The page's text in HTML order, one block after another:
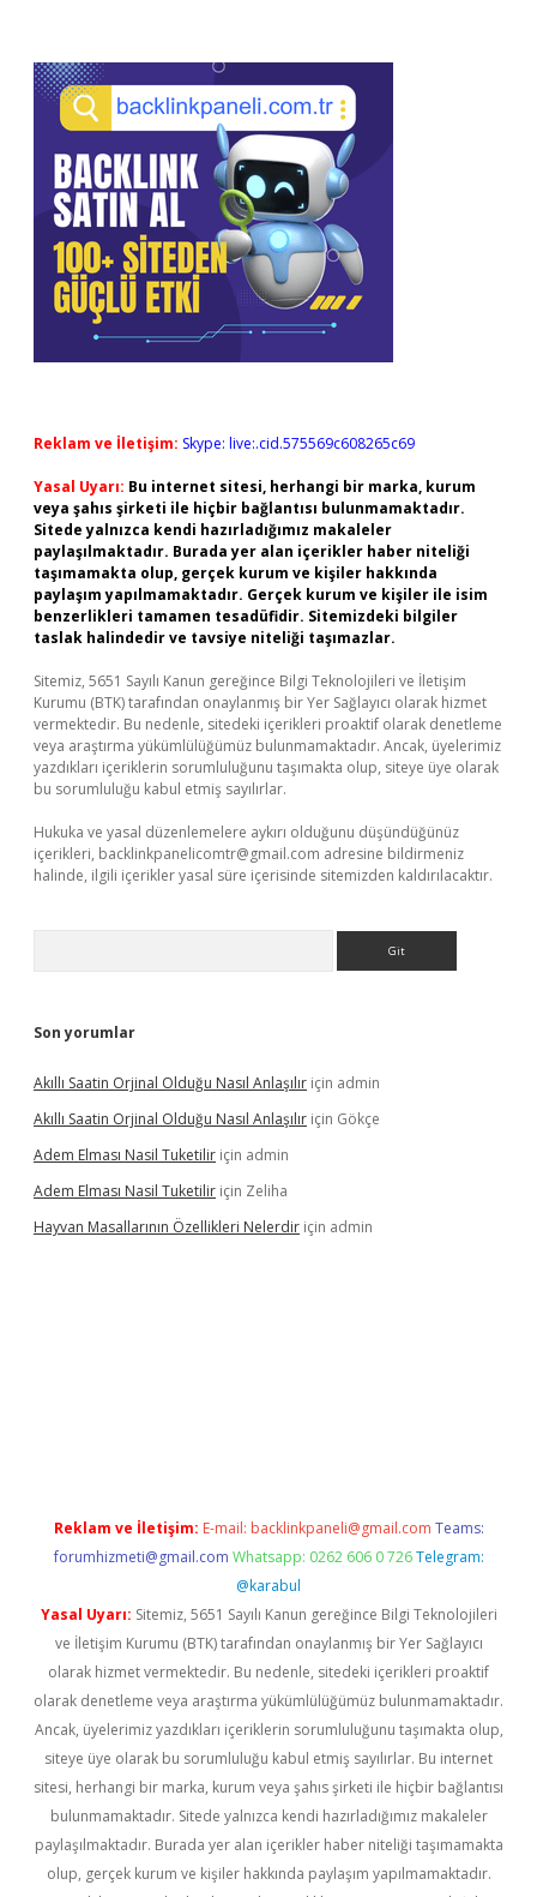
Reklam ve İletişim: Skype: live:.cid.575569c608265c69
Yasal Uyarı: Bu internet sitesi, herhangi bir marka, kurum
veya şahıs şirketi ile hiçbir bağlantısı bulunmamaktadır.
Sitede yalnızca kendi hazırladığımız makaleler
paylaşılmaktadır. Burada yer alan içerikler haber niteliği
taşımamakta olup, gerçek kurum ve kişiler hakkında
paylaşım yapılmamaktadır. Gerçek kurum ve kişiler ile isim
benzerlikleri tamamen tesadüfidir. Sitemizdeki bilgiler
taslak halindedir ve tavsiye niteliği taşımazlar.
Sitemiz, 5651 Sayılı Kanun gereğince Bilgi Teknolojileri ve İletişim
Kurumu (BTK) tarafından onaylanmış bir Yer Sağlayıcı olarak hizmet
vermektedir. Bu nedenle, sitedeki içerikleri proaktif olarak denetleme
veya araştırma yükümlülüğümüz bulunmamaktadır. Ancak, üyelerimiz
yazdıkları içeriklerin sorumluluğunu taşımakta olup, siteye üye olarak
bu sorumluluğu kabul etmiş sayılırlar.
Hukuka ve yasal düzenlemelere aykırı olduğunu düşündüğünüz
içerikleri, backlinkpanelicomtr@gmail.com adresine bildirmeniz
halinde, ilgili içerikler yasal süre içerisinde sitemizden kaldırılacaktır.
Son yorumlar
Akıllı Saatin Orjinal Olduğu Nasıl Anlaşılır için admin
Akıllı Saatin Orjinal Olduğu Nasıl Anlaşılır için Gökçe
Adem Elması Nasil Tuketilir için admin
Adem Elması Nasil Tuketilir için Zeliha
Hayvan Masallarının Özellikleri Nelerdir için admin
Reklam ve İletişim: E-mail: backlinkpaneli@gmail.com Teams:
forumhizmeti@gmail.com Whatsapp: 0262 606 0 726 Telegram:
@karabul
Yasal Uyarı: Sitemiz, 5651 Sayılı Kanun gereğince Bilgi Teknolojileri
ve İletişim Kurumu (BTK) tarafından onaylanmış bir Yer Sağlayıcı
olarak hizmet vermektedir. Bu nedenle, sitedeki içerikleri proaktif
olarak denetleme veya araştırma yükümlülüğümüz bulunmamaktadır.
Ancak, üyelerimiz yazdıkları içeriklerin sorumluluğunu taşımakta olup,
siteye üye olarak bu sorumluluğu kabul etmiş sayılırlar. Bu internet
sitesi, herhangi bir marka, kurum veya şahıs şirketi ile hiçbir bağlantısı
bulunmamaktadır. Sitede yalnızca kendi hazırladığımız makaleler
paylaşılmaktadır. Burada yer alan içerikler haber niteliği taşımamakta
olup, gerçek kurum ve kişiler hakkında paylaşım yapılmamaktadır.